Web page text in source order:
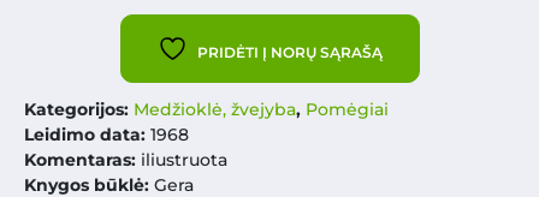
PRIDĖTI Į NORŲ SĄRAŠĄ
Kategorijos: Medžioklė, žvejyba, Pomėgiai
Leidimo data: 1968
Komentaras: iliustruota
Knygos būklė: Gera